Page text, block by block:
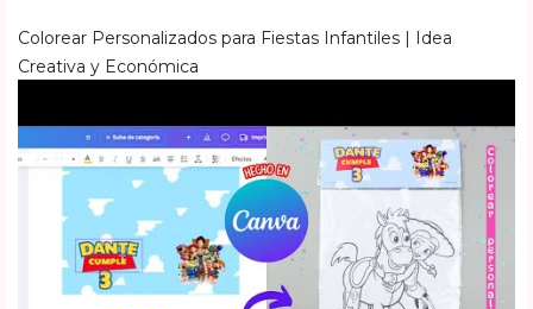
Colorear Personalizados para Fiestas Infantiles | Idea
Creativa y Económica